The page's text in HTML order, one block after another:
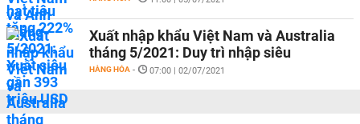
Xuất nhập khẩu Việt Nam và Australia
tháng 5/2021: Duy trì nhập siêu
HÀNG HÓA - 07:00 | 02/07/2021